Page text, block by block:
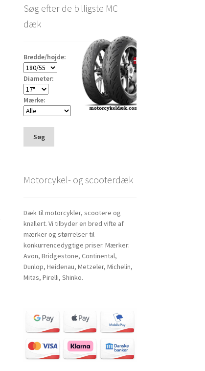
Søg efter de billigste MC
dæk
Bredde/højde:
Diameter:
Mærke:
Søg
Motorcykel- og scooterdæk
Dæk til motorcykler, scootere og
knallert. Vi tilbyder en bred vifte af
mærker og størrelser til
konkurrencedygtige priser. Mærker:
Avon, Bridgestone, Continental,
Dunlop, Heidenau, Metzeler, Michelin,
Mitas, Pirelli, Shinko.